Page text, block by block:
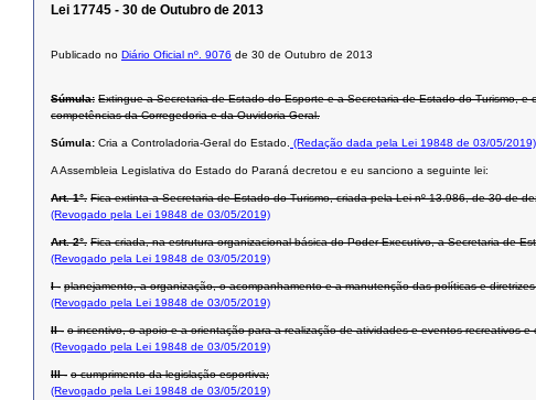
Lei 17745 - 30 de Outubro de 2013
Publicado no Diário Oficial nº. 9076 de 30 de Outubro de 2013
Súmula: Extingue a Secretaria de Estado do Esporte e a Secretaria de Estado do Turismo,
competências da Corregedoria e da Ouvidoria Geral.
Súmula: Cria a Controladoria-Geral do Estado. (Redação dada pela Lei 19848 de 03/05/2019)
A Assembleia Legislativa do Estado do Paraná decretou e eu sanciono a seguinte lei:
Art. 1°. Fica extinta a Secretaria de Estado do Turismo, criada pela Lei nº 13.986, de 30 de
(Revogado pela Lei 19848 de 03/05/2019)
Art. 2°. Fica criada, na estrutura organizacional básica do Poder Executivo, a Secretaria de
(Revogado pela Lei 19848 de 03/05/2019)
I - planejamento, a organização, o acompanhamento e a manutenção das políticas e
(Revogado pela Lei 19848 de 03/05/2019)
II - o incentivo, o apoio e a orientação para a realização de atividades e eventos recreativos
(Revogado pela Lei 19848 de 03/05/2019)
III - o cumprimento da legislação esportiva;
(Revogado pela Lei 19848 de 03/05/2019)